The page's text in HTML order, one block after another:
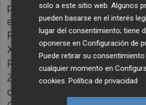
primitiu intramur; El Raval –
extramurs (muntanya de
Raval – Zona Gerreria
XVII-XVIII); El Raval – Zona
Raval ss. XVIII-XIX, muntanya
Zona expansió de la Vila
de Sant Francesc o la Zona
solo a este sitio web. Algunos
pueden basarse en el interés
lugar del consentimiento; tiene
oponerse enConfiguración de
Puede retirar su consentimiento
cualquier momento en
cookies .Política de privacidad